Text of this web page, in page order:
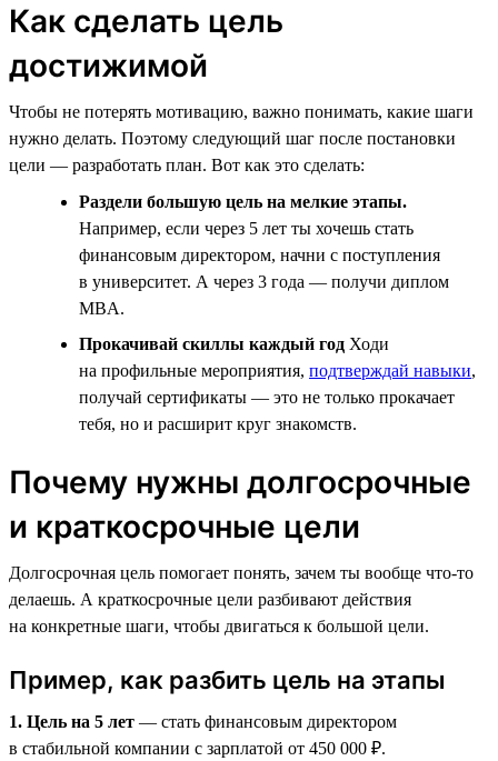
Как сделать цель
достижимой
Чтобы не потерять мотивацию, важно понимать, какие шаги
нужно делать. Поэтому следующий шаг после постановки
цели — разработать план. Вот как это сделать:
Раздели большую цель на мелкие этапы.
Например, если через 5 лет ты хочешь стать
финансовым директором, начни с поступления
в университет. А через 3 года — получи диплом
MBA.
Прокачивай скиллы каждый год Ходи
на профильные мероприятия, подтверждай навыки,
получай сертификаты — это не только прокачает
тебя, но и расширит круг знакомств.
Почему нужны долгосрочные
и краткосрочные цели
Долгосрочная цель помогает понять, зачем ты вообще что-то
делаешь. А краткосрочные цели разбивают действия
на конкретные шаги, чтобы двигаться к большой цели.
Пример, как разбить цель на этапы
1. Цель на 5 лет — стать финансовым директором
в стабильной компании с зарплатой от 450 000 ₽.